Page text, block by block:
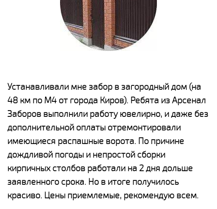
Устанавливали мне забор в загородный дом (на
48 км по М4 от города Киров). Ребята из Арсенал
Заборов выполнили работу ювелирно, и даже без
дополнительной оплаты отремонтировали
имеющиеся распашные ворота. По причине
дождливой погоды и непростой сборки
кирпичных столбов работали на 2 дня дольше
заявленного срока. Но в итоге получилось
красиво. Цены приемлемые, рекомендую всем.